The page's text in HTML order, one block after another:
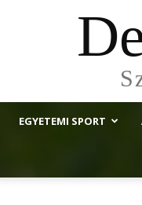
EGYETEMI SPORT